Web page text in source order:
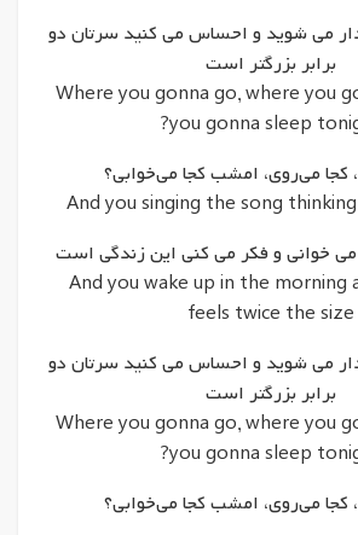
می شوید و احساس می کنید سرتان دو
برابر بزرگتر است
Where you gonna go, where you
you gonna sleep
کجا می‌روی، امشب کجا می‌خوابی؟
And you singing the song
می خوانی و فکر می کنی این زندگی است
And you wake up in the morning
feels twice the size
می شوید و احساس می کنید سرتان دو
برابر بزرگتر است
Where you gonna go, where you
you gonna sleep
کجا می‌روی، امشب کجا می‌خوابی؟